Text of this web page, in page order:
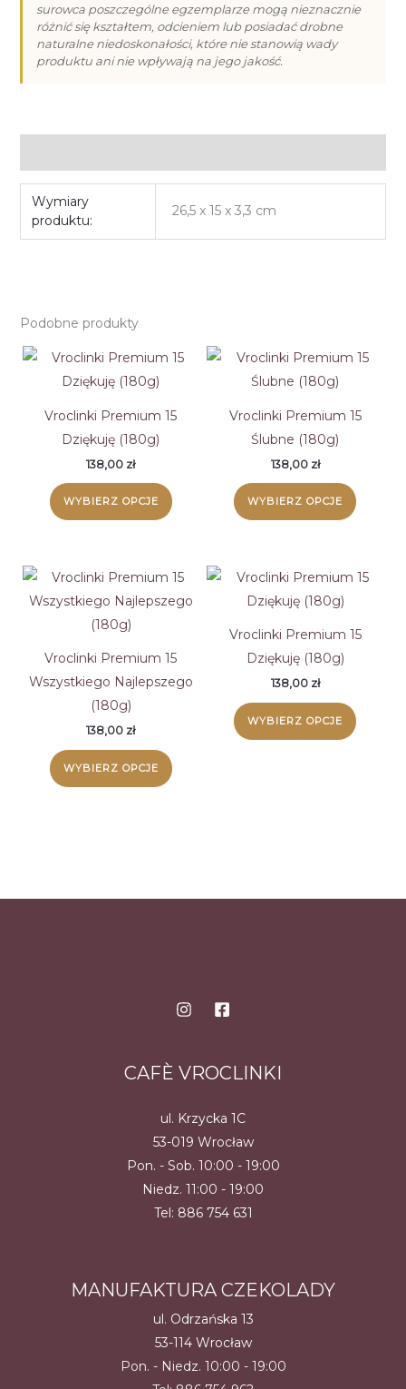
Dziadka
surowca poszczególne egzemplarze mogą nieznacznie
różnić się kształtem, odcieniem lub posiadać drobne
naturalne niedoskonałości, które nie stanowią wady
produktu ani nie wpływają na jego jakość.
Wymiary
produktu:
26,5 x 15 x 3,3 cm
Podobne produkty
Vroclinki Premium 15
Dziękuję (180g)
138,00 zł
WYBIERZ OPCJE
Vroclinki Premium 15
Ślubne (180g)
138,00 zł
WYBIERZ OPCJE
Vroclinki Premium 15
Wszystkiego Najlepszego
(180g)
138,00 zł
WYBIERZ OPCJE
Vroclinki Premium 15
Dziękuję (180g)
138,00 zł
WYBIERZ OPCJE
CAFÈ VROCLINKI
ul. Krzycka 1C
53-019 Wrocław
Pon. - Sob. 10:00 - 19:00
Niedz. 11:00 - 19:00
Tel: 886 754 631
MANUFAKTURA CZEKOLADY
ul. Odrzańska 13
53-114 Wrocław
Pon. - Niedz. 10:00 - 19:00